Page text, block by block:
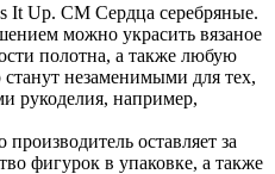
It Up. СМ Сердца серебряные.
можно украсить вязаное
полотна, а также любую
незаменимыми для тех,
рукоделия, например,
оставляет за
фигурок в упаковке, а также